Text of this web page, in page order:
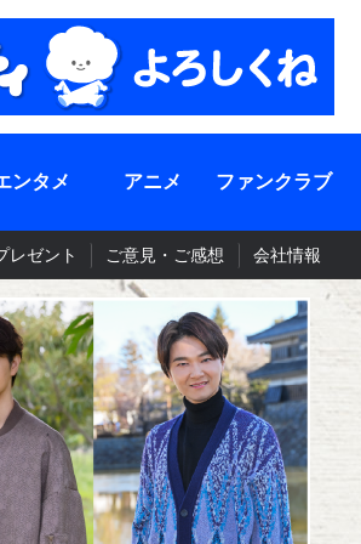
ンタメ アニメ ファンクラブ
レゼント ご意見・ご感想 会社情報